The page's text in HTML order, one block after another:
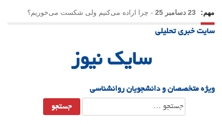
مهم: 23 دسامبر 25 - چرا اراده می‌کنیم ولی شکست می‌خوریم؟
21 دسامبر 25
سایت خبری تحلیلی
سایک نیوز
ویژه متخصصان و دانشجویان روانشناسی
جستجو
برای: